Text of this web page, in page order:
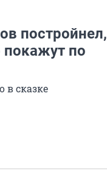
постройнел,
покажут по
в сказке